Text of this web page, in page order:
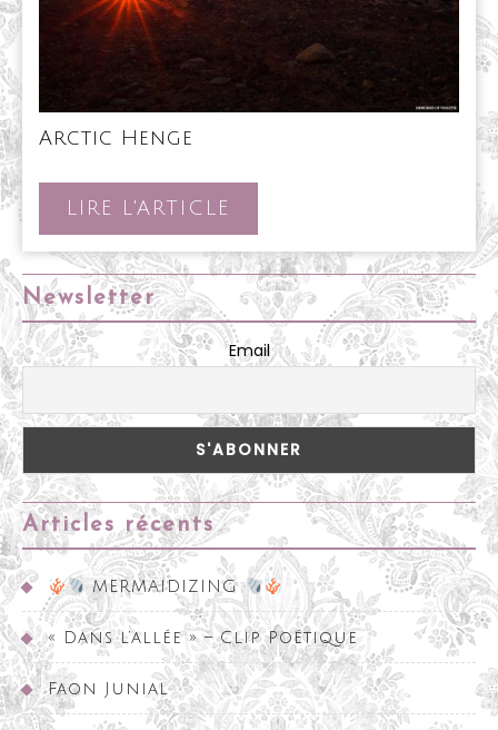
Arctic Henge
LIRE L'ARTICLE
L'ARTICLE
Newsletter
Email
Articles récents
MERMAIDIZING
« Dans l’allée » – Clip Poétique
Faon Junial